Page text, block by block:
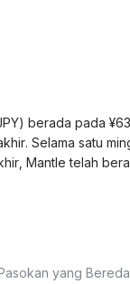
berada pada
Selama satu
Mantle telah
yang Bereda